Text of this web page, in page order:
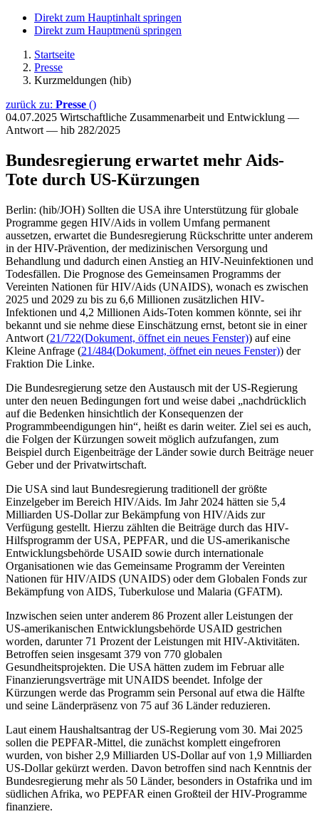
Direkt zum Hauptinhalt springen
Direkt zum Hauptmenü springen
Startseite
Presse
Kurzmeldungen (hib)
zurück zu: Presse ()
04.07.2025 Wirtschaftliche Zusammenarbeit und Entwicklung —
Antwort — hib 282/2025
Bundesregierung erwartet mehr Aids-
Tote durch US-Kürzungen
Berlin: (hib/JOH) Sollten die USA ihre Unterstützung für globale
Programme gegen HIV/Aids in vollem Umfang permanent
aussetzen, erwartet die Bundesregierung Rückschritte unter anderem
in der HIV-Prävention, der medizinischen Versorgung und
Behandlung und dadurch einen Anstieg an HIV-Neuinfektionen und
Todesfällen. Die Prognose des Gemeinsamen Programms der
Vereinten Nationen für HIV/Aids (UNAIDS), wonach es zwischen
2025 und 2029 zu bis zu 6,6 Millionen zusätzlichen HIV-
Infektionen und 4,2 Millionen Aids-Toten kommen könnte, sei ihr
bekannt und sie nehme diese Einschätzung ernst, betont sie in einer
Antwort (21/722(Dokument, öffnet ein neues Fenster)) auf eine
Kleine Anfrage (21/484(Dokument, öffnet ein neues Fenster)) der
Fraktion Die Linke.
Die Bundesregierung setze den Austausch mit der US-Regierung
unter den neuen Bedingungen fort und weise dabei „nachdrücklich
auf die Bedenken hinsichtlich der Konsequenzen der
Programmbeendigungen hin“, heißt es darin weiter. Ziel sei es auch,
die Folgen der Kürzungen soweit möglich aufzufangen, zum
Beispiel durch Eigenbeiträge der Länder sowie durch Beiträge neuer
Geber und der Privatwirtschaft.
Die USA sind laut Bundesregierung traditionell der größte
Einzelgeber im Bereich HIV/Aids. Im Jahr 2024 hätten sie 5,4
Milliarden US-Dollar zur Bekämpfung von HIV/Aids zur
Verfügung gestellt. Hierzu zählten die Beiträge durch das HIV-
Hilfsprogramm der USA, PEPFAR, und die US-amerikanische
Entwicklungsbehörde USAID sowie durch internationale
Organisationen wie das Gemeinsame Programm der Vereinten
Nationen für HIV/AIDS (UNAIDS) oder dem Globalen Fonds zur
Bekämpfung von AIDS, Tuberkulose und Malaria (GFATM).
Inzwischen seien unter anderem 86 Prozent aller Leistungen der
US-amerikanischen Entwicklungsbehörde USAID gestrichen
worden, darunter 71 Prozent der Leistungen mit HIV-Aktivitäten.
Betroffen seien insgesamt 379 von 770 globalen
Gesundheitsprojekten. Die USA hätten zudem im Februar alle
Finanzierungsverträge mit UNAIDS beendet. Infolge der
Kürzungen werde das Programm sein Personal auf etwa die Hälfte
und seine Länderpräsenz von 75 auf 36 Länder reduzieren.
Laut einem Haushaltsantrag der US-Regierung vom 30. Mai 2025
sollen die PEPFAR-Mittel, die zunächst komplett eingefroren
wurden, von bisher 2,9 Milliarden US-Dollar auf von 1,9 Milliarden
US-Dollar gekürzt werden. Davon betroffen sind nach Kenntnis der
Bundesregierung mehr als 50 Länder, besonders in Ostafrika und im
südlichen Afrika, wo PEPFAR einen Großteil der HIV-Programme
finanziere.